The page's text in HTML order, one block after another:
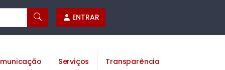
ENTRAR
Serviços Transparência